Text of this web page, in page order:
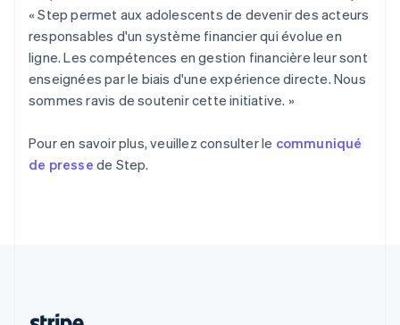
associés
Plus
Product roadmap
Découvrez les prochaines évolutions
Prévention de la fraude
Atlas
Organisations à but
non lucratif
Services aux
entreprises
Secteur public
Commerce en ligne
Écosystème
État de l'API
« Step permet aux adolescents de devenir des acteurs
responsables d'un système financier qui évolue en
ligne. Les compétences en gestion financière leur sont
enseignées par le biais d'une expérience directe. Nous
sommes ravis de soutenir cette initiative. »
Pour en savoir plus, veuillez consulter le communiqué
de presse de Step.
République tchèque
English
Roumanie
English
Royaume-Uni
English
Slovaquie
English